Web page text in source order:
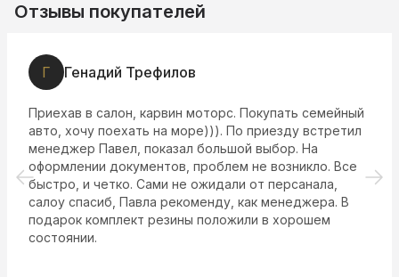
Отзывы покупателей
С Станислав
Салон один из хороших. Мало где все машины
содержат в чистом светлом доступном месте.
Приехали брать что то для мамы. Выбор был, но
остановились на Элантре. Цвет уж больно красив для
женщины. Машина в хорошем состоянии вычищена и
вымыта. Ни чего не скрывает продавец, согласно
выписке из автотеки совпали все данные. Сделали
приличную скидку в 5% от 725000. Спасибо Санану за